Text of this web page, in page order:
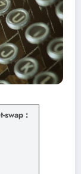
swap :